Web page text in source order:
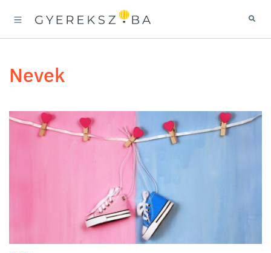
nevek